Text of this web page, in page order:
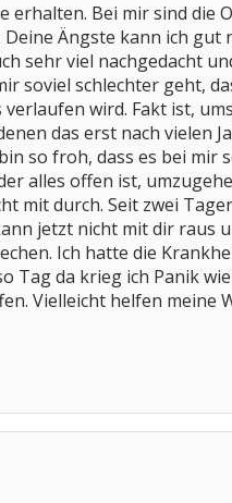
Bei mir sind die
Ängste kann ich
sehr viel nachgedacht
soviel schlechter geht,
wird. Fakt ist,
das erst nach vielen
so froh, dass es bei
alles offen ist,
mit durch. Seit zwei
jetzt nicht mit dir raus
Ich hatte die
Tag da krieg ich Panik
Vielleicht helfen meine